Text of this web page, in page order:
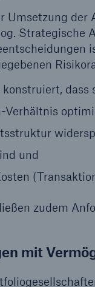
Umsetzung der
dass
Verhältnis
und
zudem
mit